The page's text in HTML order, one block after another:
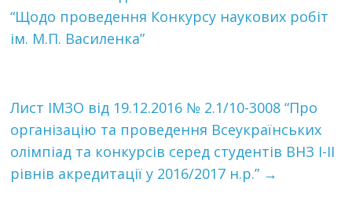
“Щодо проведення Конкурсу наукових робіт
ім. М.П. Василенка”
Лист ІМЗО від 19.12.2016 № 2.1/10-3008 “Про
організацію та проведення Всеукраїнських
олімпіад та конкурсів серед студентів ВНЗ І-ІІ
рівнів акредитації у 2016/2017 н.р.” →